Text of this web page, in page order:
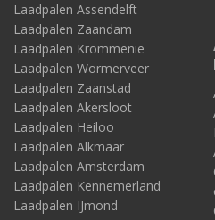
Laadpalen Assendelft
Laadpalen Zaandam
Laadpalen Krommenie
Laadpalen Wormerveer
Laadpalen Zaanstad
Laadpalen Akersloot
Laadpalen Heiloo
Laadpalen Alkmaar
Laadpalen Amsterdam
Laadpalen Kennemerland
Laadpalen IJmond